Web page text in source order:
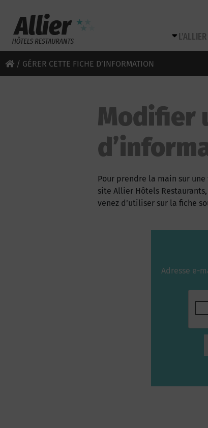
L’ALLIER
/ GÉRER CETTE FICHE D’INFORMATION
Modifier
Pour prendre la main sur
site Allier Hôtels Restaurants,
venez d’utiliser sur la fiche
Adresse e-